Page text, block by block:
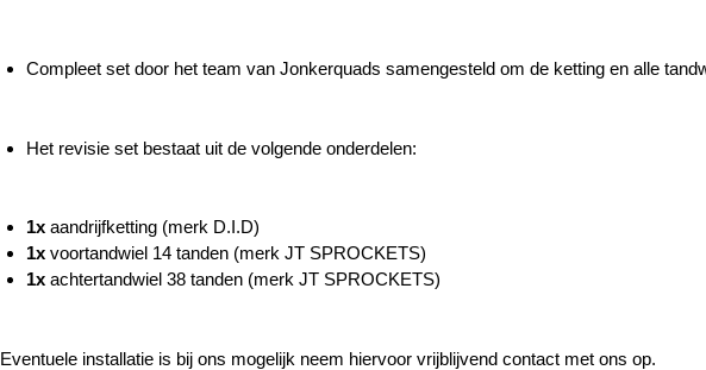
Compleet set door het team van Jonkerquads samengesteld om de ketting en alle
Het revisie set bestaat uit de volgende onderdelen:
1x aandrijfketting (merk D.I.D)
1x voortandwiel 14 tanden (merk JT SPROCKETS)
1x achtertandwiel 38 tanden (merk JT SPROCKETS)
Eventuele installatie is bij ons mogelijk neem hiervoor vrijblijvend contact met ons op.